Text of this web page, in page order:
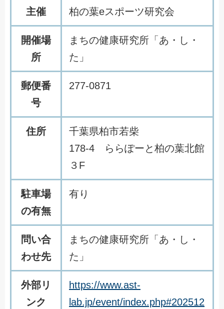
主催 柏の葉eスポーツ研究会
開催場
所
まちの健康研究所「あ・し・
た」
郵便番
号
277-0871
住所
千葉県柏市若柴
178-4 ららぽーと柏の葉北館
３F
駐車場
の有無
有り
問い合
わせ先
まちの健康研究所「あ・し・
た」
外部リ
ンク
https://www.ast-
lab.jp/event/index.php#202512